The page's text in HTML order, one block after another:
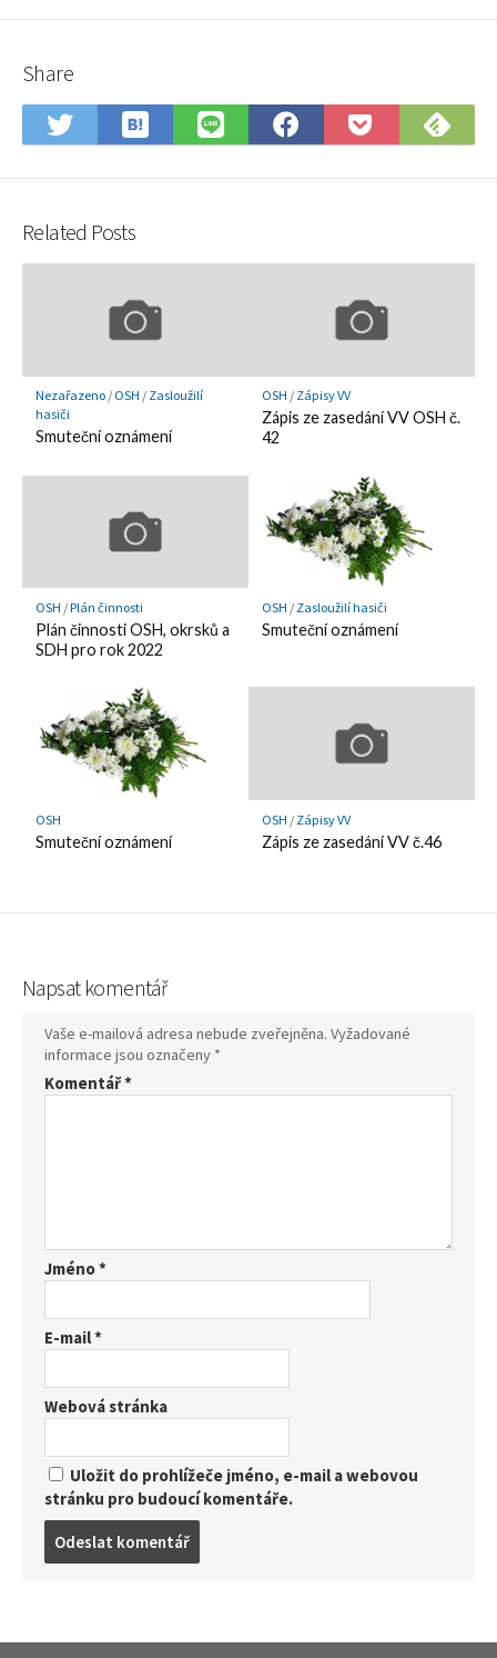
Share
Share
on
Save
to
Share
on
Share
on
Save
to
on
Related Posts
Nezařazeno/ OSH / Zasloužilí
hasiči
Smuteční oznámení
OSH / Zápisy VV
Zápis ze zasedání VV OSH č.
42
OSH /Plán činnosti
Plán činnosti OSH, okrsků a
SDH pro rok 2022
OSH / Zasloužilí hasiči
Smuteční oznámení
OSH
Smuteční oznámení
OSH / Zápisy VV
Zápis ze zasedání VV č.46
Napsat komentář
Vaše e-mailová adresa nebude zveřejněna. Vyžadované
informace jsou označeny *
Komentář*
Jméno*
E-mail*
Webová stránka
Uložit do prohlížeče jméno, e-mail a webovou
stránku pro budoucí komentáře.